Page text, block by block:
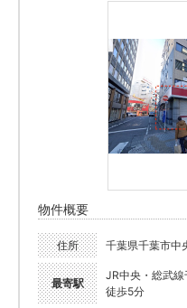
物件概要
住所 千葉県千葉市中
最寄駅
JR中央・総武線
徒歩5分